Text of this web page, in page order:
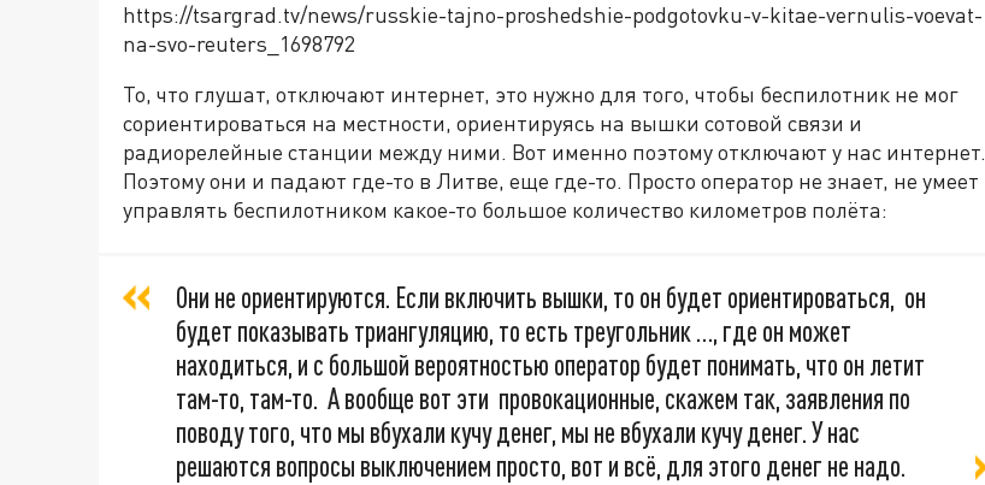
https://tsargrad.tv/news/russkie-tajno-proshedshie-podgotovku-v-kitae-vernulis-voevat-
na-svo-reuters_1698792
То, что глушат, отключают интернет, это нужно для того, чтобы беспилотник не мог
сориентироваться на местности, ориентируясь на вышки сотовой связи и
радиорелейные станции между ними. Вот именно поэтому отключают у нас интернет.
Поэтому они и падают где-то в Литве, еще где-то. Просто оператор не знает, не умеет
управлять беспилотником какое-то большое количество километров полёта:
Они не ориентируются. Если включить вышки, то он будет ориентироваться, он
будет показывать триангуляцию, то есть треугольник …, где он может
находиться, и с большой вероятностью оператор будет понимать, что он летит
там-то, там-то. А вообще вот эти провокационные, скажем так, заявления по
поводу того, что мы вбухали кучу денег, мы не вбухали кучу денег. У нас
решаются вопросы выключением просто, вот и всё, для этого денег не надо.